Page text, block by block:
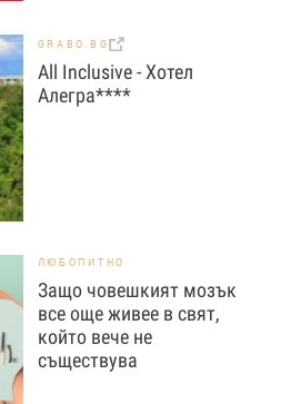
GRABO.BG
All Inclusive - Хотел
Алегра****
ЛЮБОПИТНО
Защо човешкият мозък
все още живее в свят,
който вече не
съществува